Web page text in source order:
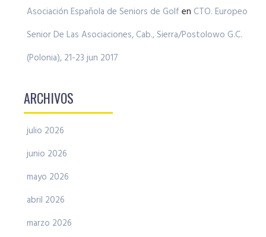
Asociación Española de Seniors de Golf en CTO. Europeo
Senior De Las Asociaciones, Cab., Sierra/Postolowo G.C.
(Polonia), 21-23 jun 2017
ARCHIVOS
julio 2026
junio 2026
mayo 2026
abril 2026
marzo 2026